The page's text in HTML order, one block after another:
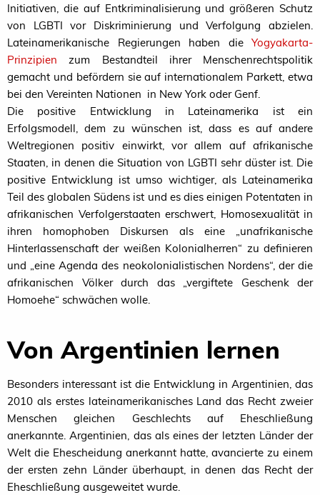
Initiativen, die auf Entkriminalisierung und größeren Schutz
von LGBTI vor Diskriminierung und Verfolgung abzielen.
Lateinamerikanische Regierungen haben die Yogyakarta-
Prinzipien zum Bestandteil ihrer Menschenrechtspolitik
gemacht und befördern sie auf internationalem Parkett, etwa
bei den Vereinten Nationen in New York oder Genf.
Die positive Entwicklung in Lateinamerika ist ein
Erfolgsmodell, dem zu wünschen ist, dass es auf andere
Weltregionen positiv einwirkt, vor allem auf afrikanische
Staaten, in denen die Situation von LGBTI sehr düster ist. Die
positive Entwicklung ist umso wichtiger, als Lateinamerika
Teil des globalen Südens ist und es dies einigen Potentaten in
afrikanischen Verfolgerstaaten erschwert, Homosexualität in
ihren homophoben Diskursen als eine „unafrikanische
Hinterlassenschaft der weißen Kolonialherren“ zu definieren
und „eine Agenda des neokolonialistischen Nordens“, der die
afrikanischen Völker durch das „vergiftete Geschenk der
Homoehe“ schwächen wolle.
Von Argentinien lernen
Besonders interessant ist die Entwicklung in Argentinien, das
2010 als erstes lateinamerikanisches Land das Recht zweier
Menschen gleichen Geschlechts auf Eheschließung
anerkannte. Argentinien, das als eines der letzten Länder der
Welt die Ehescheidung anerkannt hatte, avancierte zu einem
der ersten zehn Länder überhaupt, in denen das Recht der
Eheschließung ausgeweitet wurde.